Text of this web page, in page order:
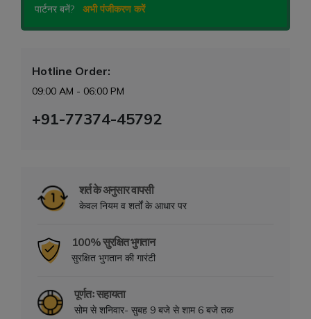
पार्टनर बनें? अभी पंजीकरण करें
Hotline Order:
09:00 AM - 06:00 PM
+91-77374-45792
शर्त के अनुसार वापसी
केवल नियम व शर्तों के आधार पर
100% सुरक्षित भुगतान
सुरक्षित भुगतान की गारंटी
पूर्णतः सहायता
सोम से शनिवार- सुबह 9 बजे से शाम 6 बजे तक